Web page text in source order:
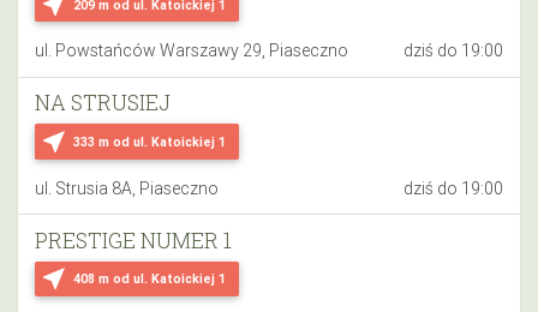
209 m od ul. Katoickiej 1
ul. Powstańców Warszawy 29, Piaseczno dziś do 19:00
near_me 333 m od ul. Katoickiej 1
NA STRUSIEJ
ul. Strusia 8A, Piaseczno dziś do 19:00
near_me 408 m od ul. Katoickiej 1
PRESTIGE NUMER 1